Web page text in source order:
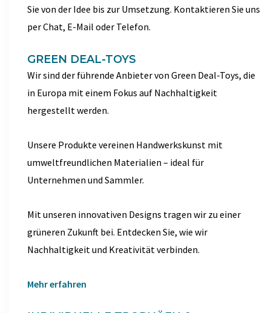
Sie von der Idee bis zur Umsetzung. Kontaktieren Sie uns
per Chat, E-Mail oder Telefon.
GREEN DEAL-TOYS
Wir sind der führende Anbieter von Green Deal-Toys, die
in Europa mit einem Fokus auf Nachhaltigkeit
hergestellt werden.
Unsere Produkte vereinen Handwerkskunst mit
umweltfreundlichen Materialien – ideal für
Unternehmen und Sammler.
Mit unseren innovativen Designs tragen wir zu einer
grüneren Zukunft bei. Entdecken Sie, wie wir
Nachhaltigkeit und Kreativität verbinden.
Mehr erfahren